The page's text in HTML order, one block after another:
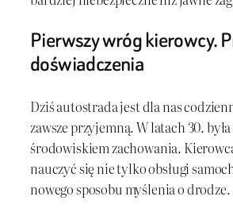
Pierwszy wróg kierowcy.
doświadczenia
Dziś autostrada jest dla nas
zawsze przyjemną. W latach 30.
środowiskiem zachowania.
nauczyć się nie tylko obsługi
nowego sposobu myślenia o drodze.